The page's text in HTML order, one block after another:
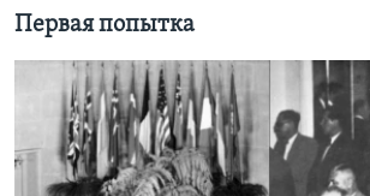
Первая попытка